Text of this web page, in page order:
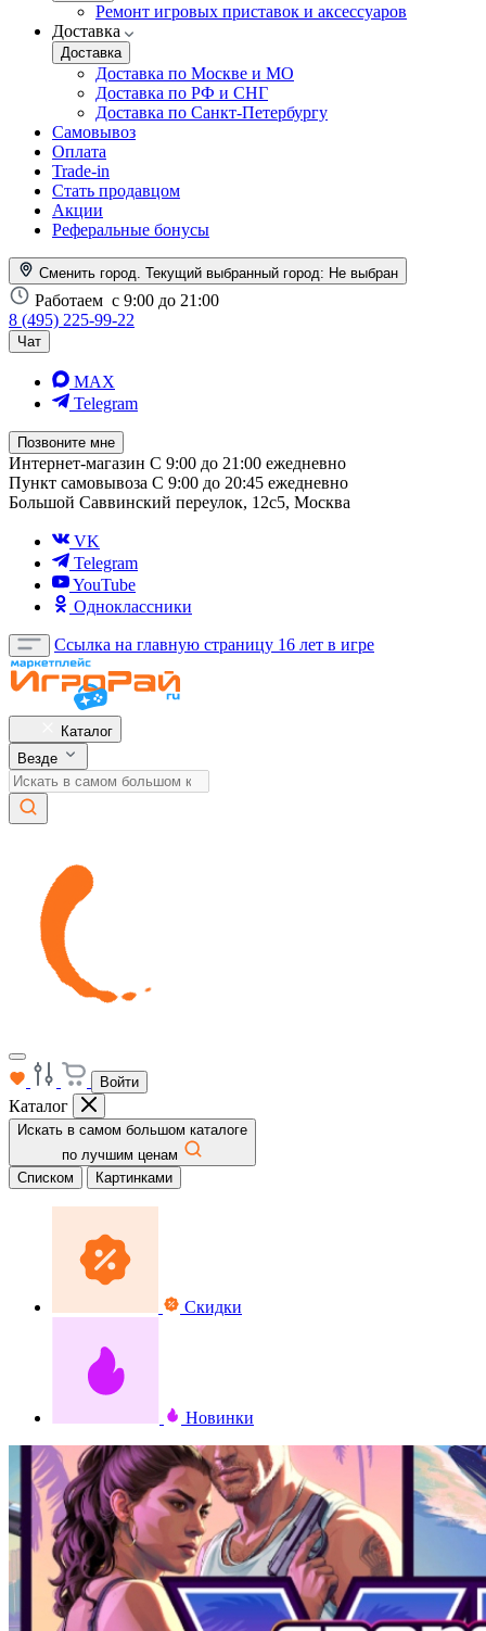
Ремонт игровых приставок и аксессуаров
Доставка
Доставка
Доставка по Москве и МО
Доставка по РФ и СНГ
Доставка по Санкт-Петербургу
Самовывоз
Оплата
Trade-in
Стать продавцом
Акции
Реферальные бонусы
Сменить город. Текущий выбранный город: Не выбран
Работаем с 9:00 до 21:00
8 (495) 225-99-22
Чат
MAX
Telegram
Позвоните мне
Интернет-магазин С 9:00 до 21:00 ежедневно
Пункт самовывоза С 9:00 до 20:45 ежедневно
Большой Саввинский переулок, 12с5, Москва
VK
Telegram
YouTube
Одноклассники
Ссылка на главную страницу 16 лет в игре
Каталог
Везде
Войти
Каталог
Искать в самом большом каталоге
по лучшим ценам
Списком
Картинками
Скидки
Новинки